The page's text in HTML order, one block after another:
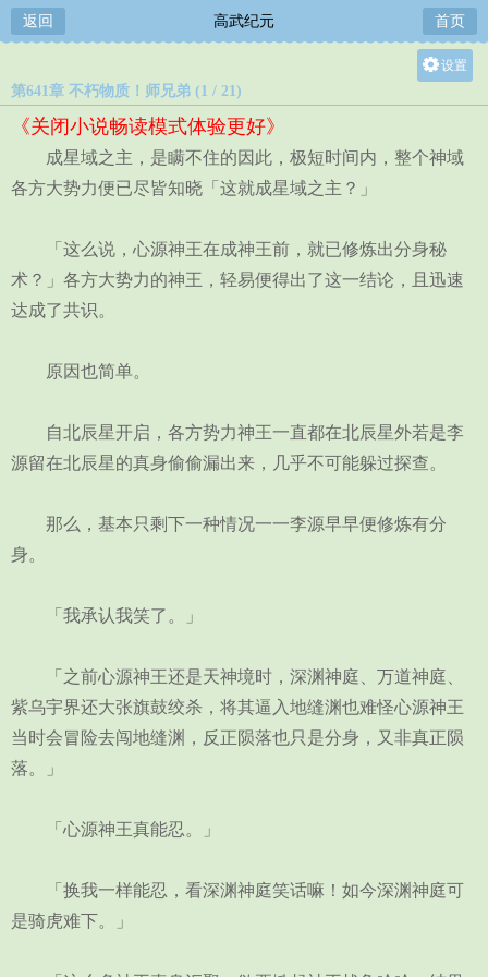
返回 高武纪元 首页
设置
中
第641章 不朽物质！师兄弟 (1 / 21)
《关闭小说畅读模式体验更好》
成星域之主，是瞒不住的因此，极短时间内，整个神域
各方大势力便已尽皆知晓「这就成星域之主？」
「这么说，心源神王在成神王前，就已修炼出分身秘
术？」各方大势力的神王，轻易便得出了这一结论，且迅速
达成了共识。
原因也简单。
自北辰星开启，各方势力神王一直都在北辰星外若是李
源留在北辰星的真身偷偷漏出来，几乎不可能躲过探查。
那么，基本只剩下一种情况一一李源早早便修炼有分
身。
「我承认我笑了。」
「之前心源神王还是天神境时，深渊神庭、万道神庭、
紫乌宇界还大张旗鼓绞杀，将其逼入地缝渊也难怪心源神王
当时会冒险去闯地缝渊，反正陨落也只是分身，又非真正陨
落。」
「心源神王真能忍。」
「换我一样能忍，看深渊神庭笑话嘛！如今深渊神庭可
是骑虎难下。」